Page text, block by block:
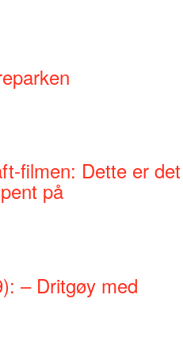
filmen: Dette er det
på
– Dritgøy med